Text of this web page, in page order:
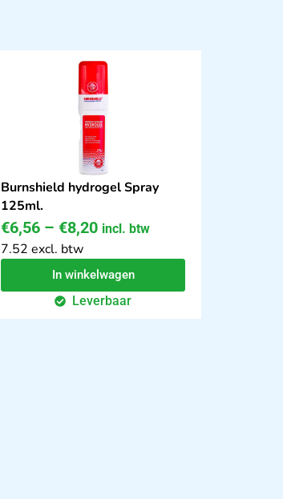
Burnshield hydrogel Spray
125ml.
€6,56 – €8,20 incl. btw
7.52 excl. btw
In winkelwagen
Leverbaar